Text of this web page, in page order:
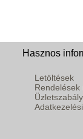
Hasznos
Letöltések
Rendelések